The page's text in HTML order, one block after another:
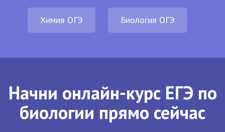
Химия ОГЭ Биология ОГЭ
Начни онлайн-курс ЕГЭ по
биологии прямо сейчас